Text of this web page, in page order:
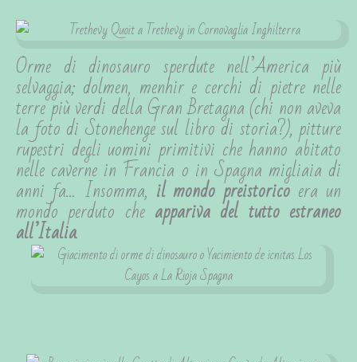
Orme di dinosauro sperdute nell’America più
selvaggia; dolmen, menhir e cerchi di pietre nelle
terre più verdi della Gran Bretagna (chi non aveva
la foto di Stonehenge sul libro di storia?), pitture
rupestri degli uomini primitivi che hanno abitato
nelle caverne in Francia o in Spagna migliaia di
anni fa… Insomma, il mondo preistorico era un
mondo perduto che appariva del tutto estraneo
all’Italia.